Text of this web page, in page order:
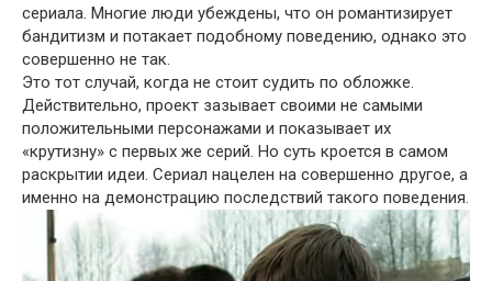
сериала. Многие люди убеждены, что он романтизирует
бандитизм и потакает подобному поведению, однако это
совершенно не так.
Это тот случай, когда не стоит судить по обложке.
Действительно, проект зазывает своими не самыми
положительными персонажами и показывает их
«крутизну» с первых же серий. Но суть кроется в самом
раскрытии идеи. Сериал нацелен на совершенно другое, а
именно на демонстрацию последствий такого поведения.